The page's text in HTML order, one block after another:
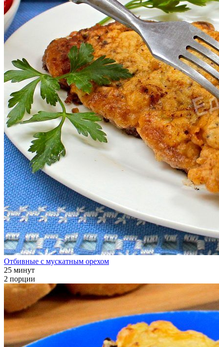
Отбивные с мускатным орехом
25 минут
2 порции